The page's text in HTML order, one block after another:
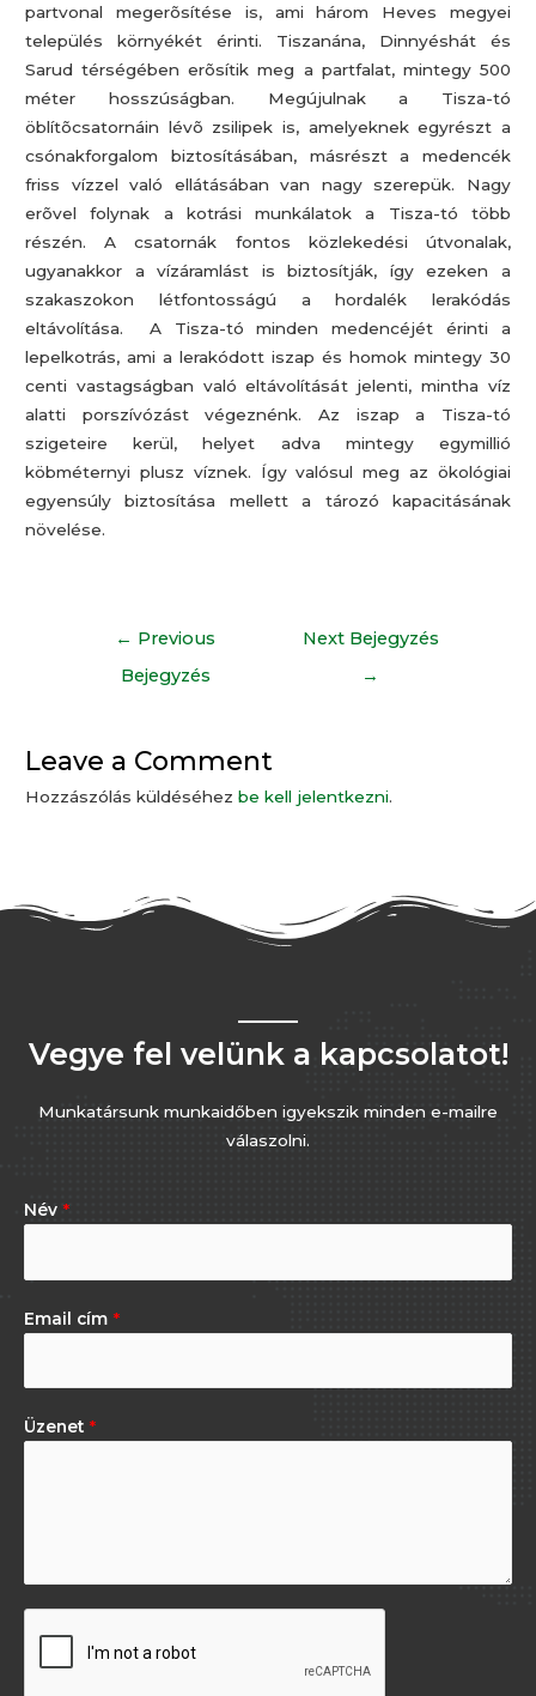
partvonal megerõsítése is, ami három Heves megyei
település környékét érinti. Tiszanána, Dinnyéshát és
Sarud térségében erõsítik meg a partfalat, mintegy 500
méter hosszúságban. Megújulnak a Tisza-tó
öblítõcsatornáin lévõ zsilipek is, amelyeknek egyrészt a
csónakforgalom biztosításában, másrészt a medencék
friss vízzel való ellátásában van nagy szerepük. Nagy
erõvel folynak a kotrási munkálatok a Tisza-tó több
részén. A csatornák fontos közlekedési útvonalak,
ugyanakkor a vízáramlást is biztosítják, így ezeken a
szakaszokon létfontosságú a hordalék lerakódás
eltávolítása. A Tisza-tó minden medencéjét érinti a
lepelkotrás, ami a lerakódott iszap és homok mintegy 30
centi vastagságban való eltávolítását jelenti, mintha víz
alatti porszívózást végeznénk. Az iszap a Tisza-tó
szigeteire kerül, helyet adva mintegy egymillió
köbméternyi plusz víznek. Így valósul meg az ökológiai
egyensúly biztosítása mellett a tározó kapacitásának
növelése.
← Previous
Bejegyzés
Next Bejegyzés
→
Leave a Comment
Hozzászólás küldéséhezbe kell jelentkezni.
Vegye fel velünk a kapcsolatot!
Munkatársunk munkaidőben igyekszik minden e-mailre
válaszolni.
Név *
Email cím *
Üzenet *